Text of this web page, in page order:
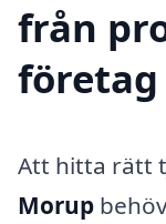
från
företag
Att hitta rätt
Morup